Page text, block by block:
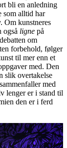
bli en anledning
som alltid har
Om kunstneres
også ligne på
om
forbehold, følger
til mer enn et
med. Den
slik overtakelse
med
lenger er i stand til
den er i ferd